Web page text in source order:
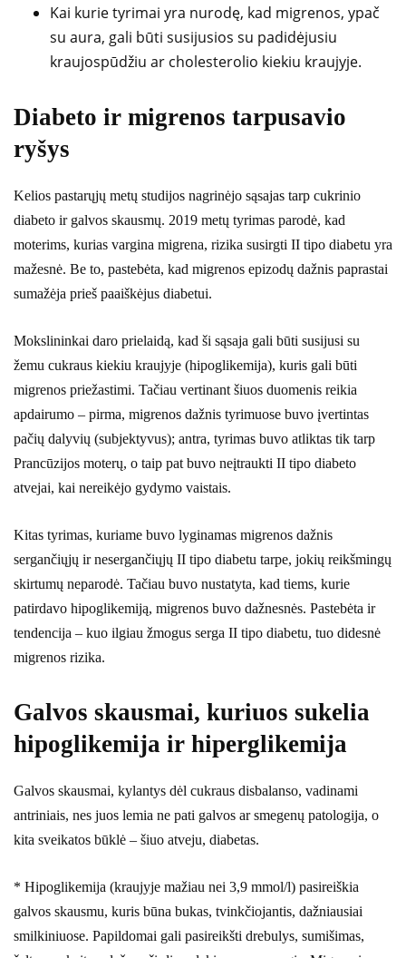
Kai kurie tyrimai yra nurodę, kad migrenos, ypač
su aura, gali būti susijusios su padidėjusiu
kraujospūdžiu ar cholesterolio kiekiu kraujyje.
Diabeto ir migrenos tarpusavio
ryšys
Kelios pastarųjų metų studijos nagrinėjo sąsajas tarp cukrinio
diabeto ir galvos skausmų. 2019 metų tyrimas parodė, kad
moterims, kurias vargina migrena, rizika susirgti II tipo diabetu yra
mažesnė. Be to, pastebėta, kad migrenos epizodų dažnis paprastai
sumažėja prieš paaiškėjus diabetui.
Mokslininkai daro prielaidą, kad ši sąsaja gali būti susijusi su
žemu cukraus kiekiu kraujyje (hipoglikemija), kuris gali būti
migrenos priežastimi. Tačiau vertinant šiuos duomenis reikia
apdairumo – pirma, migrenos dažnis tyrimuose buvo įvertintas
pačių dalyvių (subjektyvus); antra, tyrimas buvo atliktas tik tarp
Prancūzijos moterų, o taip pat buvo neįtraukti II tipo diabeto
atvejai, kai nereikėjo gydymo vaistais.
Kitas tyrimas, kuriame buvo lyginamas migrenos dažnis
sergančiųjų ir nesergančiųjų II tipo diabetu tarpe, jokių reikšmingų
skirtumų neparodė. Tačiau buvo nustatyta, kad tiems, kurie
patirdavo hipoglikemiją, migrenos buvo dažnesnės. Pastebėta ir
tendencija – kuo ilgiau žmogus serga II tipo diabetu, tuo didesnė
migrenos rizika.
Galvos skausmai, kuriuos sukelia
hipoglikemija ir hiperglikemija
Galvos skausmai, kylantys dėl cukraus disbalanso, vadinami
antriniais, nes juos lemia ne pati galvos ar smegenų patologija, o
kita sveikatos būklė – šiuo atveju, diabetas.
* Hipoglikemija (kraujyje mažiau nei 3,9 mmol/l) pasireiškia
galvos skausmu, kuris būna bukas, tvinkčiojantis, dažniausiai
smilkiniuose. Papildomai gali pasireikšti drebulys, sumišimas,